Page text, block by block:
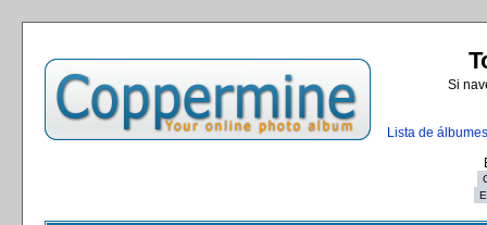
Si
Lista de álbumes